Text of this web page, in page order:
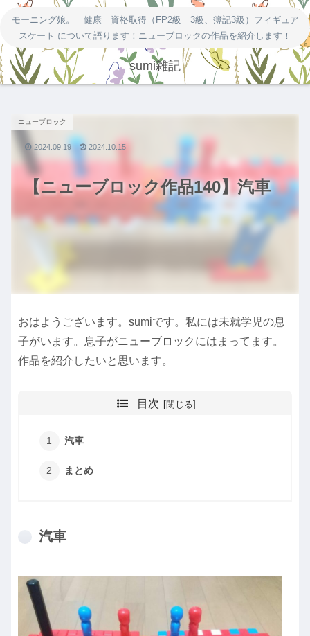
モーニング娘。 健康 資格取得（FP2級 3級、簿記3級）フィギュア
スケート について語ります！ニューブロックの作品を紹介します！
sumi雑記
【ニューブロック作品140】汽車
ニューブロック
2024.09.19 2024.10.15
おはようございます。sumiです。私には未就学児の息
子がいます。息子がニューブロックにはまってます。
作品を紹介したいと思います。
目次
汽車
まとめ
汽車